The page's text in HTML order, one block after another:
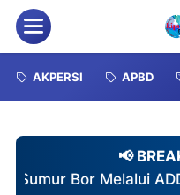
Menu
AKPERSI APBD
📢
ADD 2026
♦